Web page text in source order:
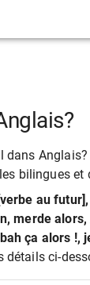
bilingues
au
merde
ça alors
détails ci-